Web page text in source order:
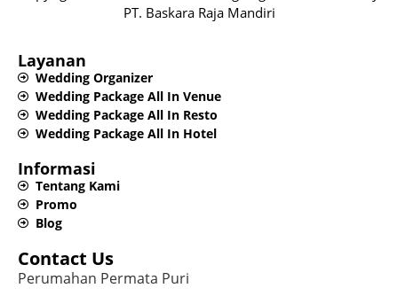
PT. Baskara Raja Mandiri​
Layanan
Wedding Organizer
Wedding Package All In Venue
Wedding Package All In Resto
Wedding Package All In Hotel
Informasi
Tentang Kami
Promo
Blog
Contact Us
Perumahan Permata Puri